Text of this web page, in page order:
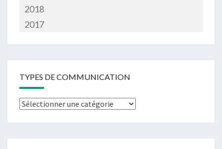
2018
2017
TYPES DE COMMUNICATION
Types